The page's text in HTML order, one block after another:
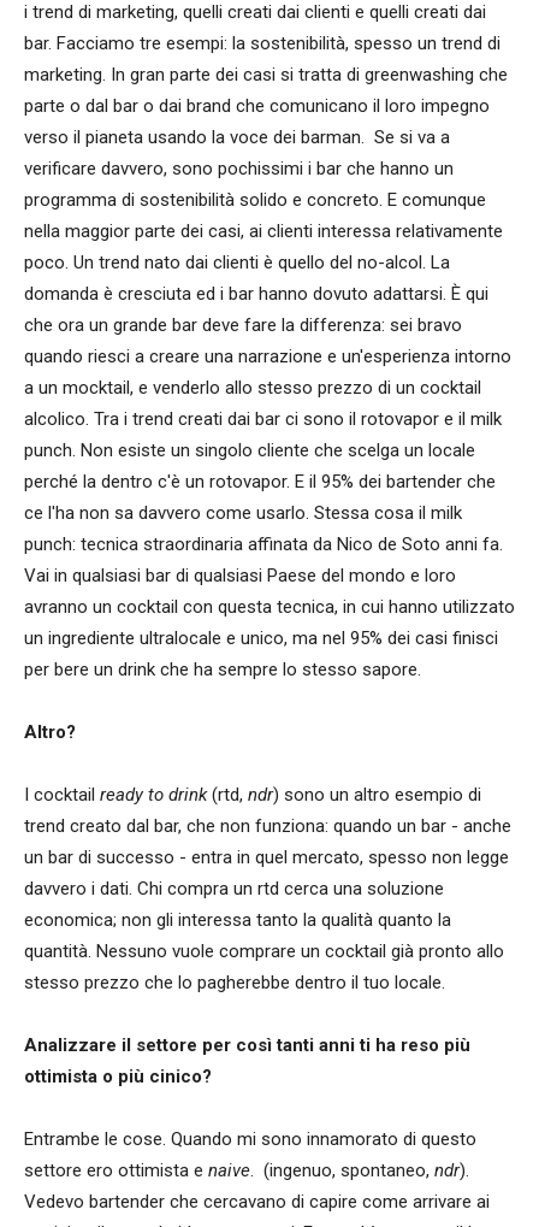
i trend di marketing, quelli creati dai clienti e quelli creati dai
bar. Facciamo tre esempi: la sostenibilità, spesso un trend di
marketing. In gran parte dei casi si tratta di greenwashing che
parte o dal bar o dai brand che comunicano il loro impegno
verso il pianeta usando la voce dei barman. Se si va a
verificare davvero, sono pochissimi i bar che hanno un
programma di sostenibilità solido e concreto. E comunque
nella maggior parte dei casi, ai clienti interessa relativamente
poco. Un trend nato dai clienti è quello del no-alcol. La
domanda è cresciuta ed i bar hanno dovuto adattarsi. È qui
che ora un grande bar deve fare la differenza: sei bravo
quando riesci a creare una narrazione e un'esperienza intorno
a un mocktail, e venderlo allo stesso prezzo di un cocktail
alcolico. Tra i trend creati dai bar ci sono il rotovapor e il milk
punch. Non esiste un singolo cliente che scelga un locale
perché la dentro c'è un rotovapor. E il 95% dei bartender che
ce l'ha non sa davvero come usarlo. Stessa cosa il milk
punch: tecnica straordinaria affinata da Nico de Soto anni fa.
Vai in qualsiasi bar di qualsiasi Paese del mondo e loro
avranno un cocktail con questa tecnica, in cui hanno utilizzato
un ingrediente ultralocale e unico, ma nel 95% dei casi finisci
per bere un drink che ha sempre lo stesso sapore.
Altro?
I cocktail ready to drink(rtd, ndr) sono un altro esempio di
trend creato dal bar, che non funziona: quando un bar - anche
un bar di successo - entra in quel mercato, spesso non legge
davvero i dati. Chi compra un rtd cerca una soluzione
economica; non gli interessa tanto la qualità quanto la
quantità. Nessuno vuole comprare un cocktail già pronto allo
stesso prezzo che lo pagherebbe dentro il tuo locale.
Analizzare il settore per così tanti anni ti ha reso più
ottimista o più cinico?
Entrambe le cose. Quando mi sono innamorato di questo
settore ero ottimista e naive. (ingenuo, spontaneo, ndr).
Vedevo bartender che cercavano di capire come arrivare ai